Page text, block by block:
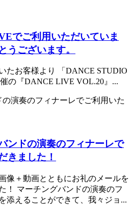
でご利用いただいていま
うございます。
たお客様より 「DANCE STUDIO
催の『DANCE LIVE VOL.20』...
ンドの演奏のフィナーレで
きました！
像＋動画とともにお礼のメールを
！ マーチングバンドの演奏のフ
添えることができて、我々ジョ...